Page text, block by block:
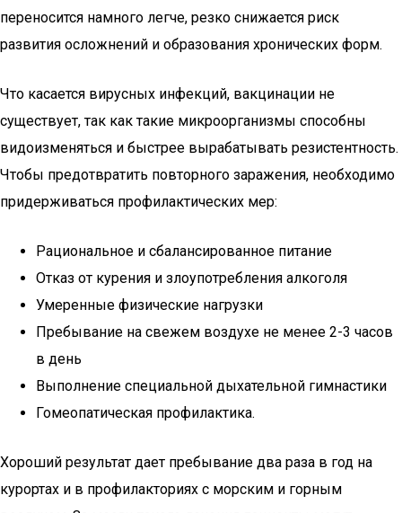
переносится намного легче, резко снижается риск
развития осложнений и образования хронических форм.
Что касается вирусных инфекций, вакцинации не
существует, так как такие микроорганизмы способны
видоизменяться и быстрее вырабатывать резистентность.
Чтобы предотвратить повторного заражения, необходимо
придерживаться профилактических мер:
Рациональное и сбалансированное питание
Отказ от курения и злоупотребления алкоголя
Умеренные физические нагрузки
Пребывание на свежем воздухе не менее 2-3 часов
в день
Выполнение специальной дыхательной гимнастики
Гомеопатическая профилактика.
Хороший результат дает пребывание два раза в год на
курортах и в профилакториях с морским и горным